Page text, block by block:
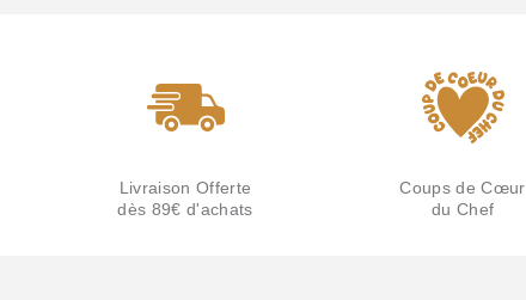
Livraison Offerte
dès 89€ d'achats
Coups de Cœur
du Chef